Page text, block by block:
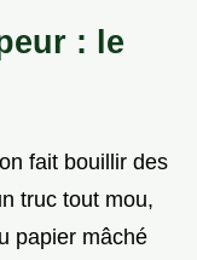
: le
fait bouillir des
truc tout mou,
papier mâché